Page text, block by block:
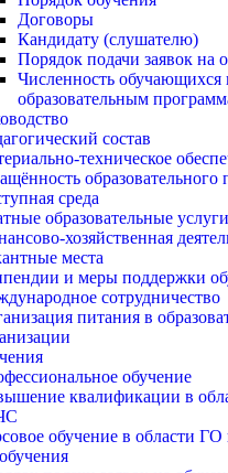
Договоры
Кандидату (слушателю)
Порядок подачи заявок на
Численность обучающихся
образовательным
состав
техническое
образовательного
среда
образовательные услуги
хозяйственная
места
и меры поддержки
сотрудничество
питания в
обучение
квалификации в
обучение в области